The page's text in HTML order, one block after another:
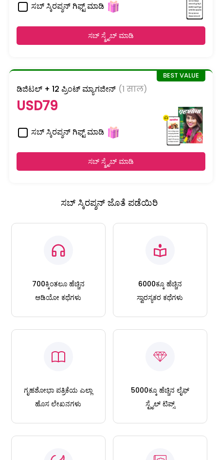
ಸಬ್ ಸ್ಕಿರಪ್ಶನ್ ಗಿಫ್ಟ್ ಮಾಡಿ
ಸಬ್ ಸ್ಕ್ರೈಬ್ ಮಾಡಿ
ಡಿಜಿಟಲ್ + 12 ಪ್ರಿಂಟ್ ಮ್ಯಾಗಜೀನ್ (1 साल)
USD79
ಸಬ್ ಸ್ಕಿರಪ್ಶನ್ ಗಿಫ್ಟ್ ಮಾಡಿ
ಸಬ್ ಸ್ಕ್ರೈಬ್ ಮಾಡಿ
ಸಬ್ ಸ್ಕಿರಪ್ಶನ್ ಜೊತೆ ಪಡೆಯಿರಿ
700ಕ್ಕಿಂತಲೂ ಹೆಚ್ಚಿನ
ಆಡಿಯೋ ಕಥೆಗಳು
6000ಕ್ಕೂ ಹೆಚ್ಚಿನ
ಸ್ವಾರಸ್ಯಕರ ಕಥೆಗಳು
ಗೃಹಶೋಭಾ ಪತ್ರಿಕೆಯ ಎಲ್ಲಾ
ಹೊಸ ಲೇಖನಗಳು
5000ಕ್ಕೂ ಹೆಚ್ಚಿನ ಲೈಫ್
ಸ್ಟೈಲ್ ಟಿಪ್ಸ್